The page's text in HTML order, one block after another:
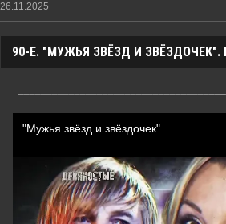
26.11.2025
90-Е. "МУЖЬЯ ЗВЁЗД И ЗВЁЗДОЧЕК".